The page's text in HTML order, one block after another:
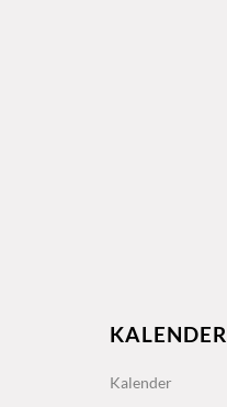
KALENDER
Kalender